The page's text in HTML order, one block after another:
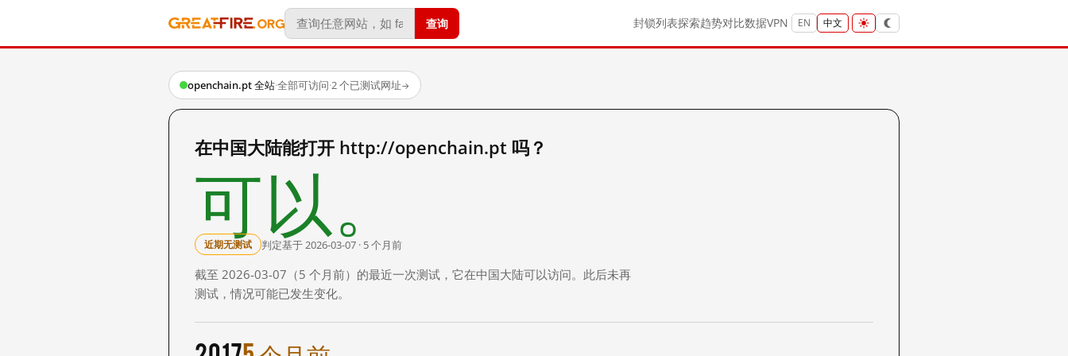
查询 封锁列表探索趋势对比数据VPN EN 中文
openchain.pt 全站·全部可访问·2 个已测试网址→
在中国大陆能打开 http://openchain.pt 吗？
可以。
近期无测试 判定基于 2026-03-07 · 5 个月前
截至 2026-03-07（5 个月前）的最近一次测试，它在中国大陆可以访问。此后未再
测试，情况可能已发生变化。